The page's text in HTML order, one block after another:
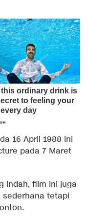
16 April 1988 ini
pada 7 Maret
indah, film ini juga
sederhana tetapi